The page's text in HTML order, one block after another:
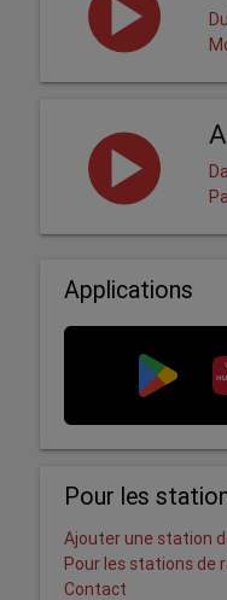
Applications
Pour les
Ajouter une station
Pour les stations de
Contact